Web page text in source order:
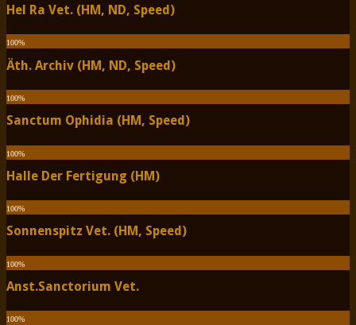
Hel Ra Vet. (HM, ND, Speed)
100%
Äth. Archiv (HM, ND, Speed)
100%
Sanctum Ophidia (HM, Speed)
100%
Halle Der Fertigung (HM)
100%
Sonnenspitz Vet. (HM, Speed)
100%
Anst.Sanctorium Vet.
100%